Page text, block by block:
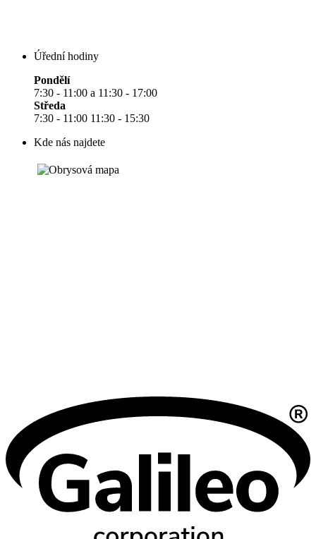
Úřední hodiny
Pondělí
7:30 - 11:00 a 11:30 - 17:00
Středa
7:30 - 11:00 11:30 - 15:30
Kde nás najdete